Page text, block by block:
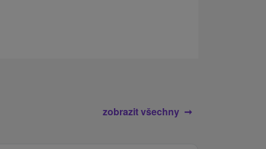
zobrazit všechny